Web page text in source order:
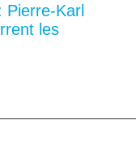
Pierre-Karl
les